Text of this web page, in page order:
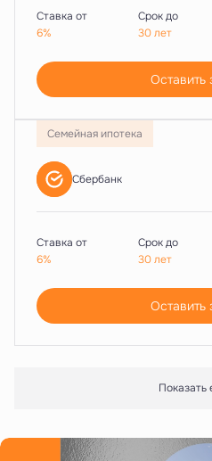
Ставка от
6%
Срок до
30 лет
Оставить
Семейная ипотека
Сбербанк
Ставка от
6%
Срок до
30 лет
Оставить
Показать